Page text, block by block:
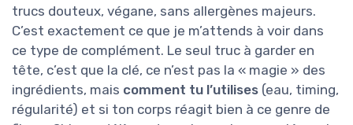
trucs douteux, végane, sans allergènes majeurs.
C’est exactement ce que je m’attends à voir dans
ce type de complément. Le seul truc à garder en
tête, c’est que la clé, ce n’est pas la « magie » des
ingrédients, mais comment tu l’utilises (eau, timing,
régularité) et si ton corps réagit bien à ce genre de